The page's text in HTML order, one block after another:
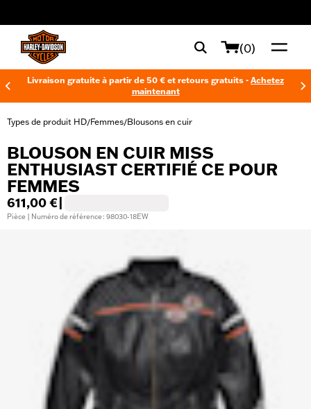
(0)
Livraison gratuite à partir de 50 € et retours gratuits - Achetez
maintenant
Types de produit HD/Femmes/Blousons en cuir
BLOUSON EN CUIR MISS
ENTHUSIAST CERTIFIÉ CE POUR
FEMMES
611,00 €
Pièce | Numéro de référence : 98030-18EW